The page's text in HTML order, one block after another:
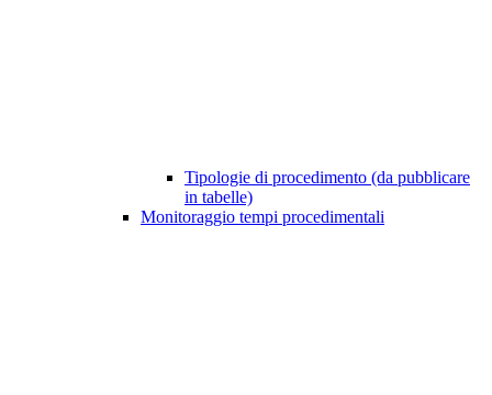
Tipologie di procedimento (da pubblicare
in tabelle)
Monitoraggio tempi procedimentali